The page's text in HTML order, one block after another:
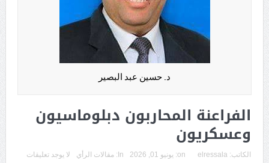
د. حسين عبد البصير
الفراعنة المحاربون دبلوماسيون
وعسكريون
الكاتب: elressala
on: يونيو 01, 2026 In: مقالات الرأي لا يوجد تعليقات